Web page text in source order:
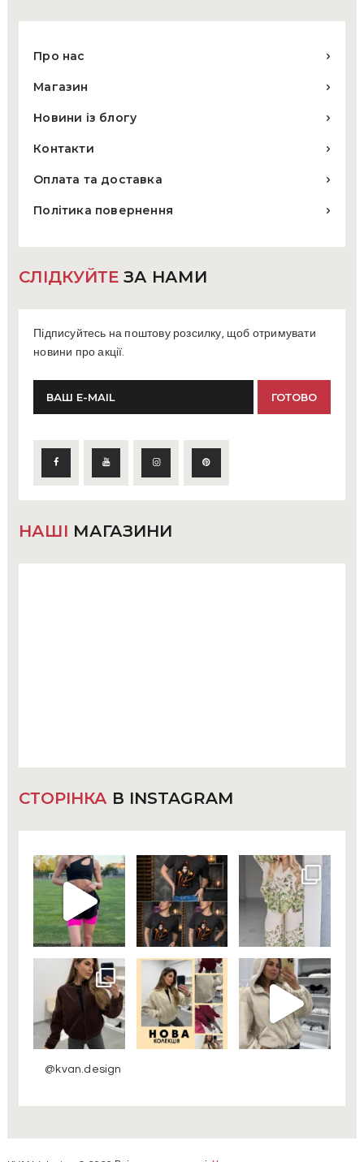
Про нас
Магазин
Новини із блогу
Контакти
Оплата та доставка
Політика повернення
СЛІДКУЙТЕ ЗА НАМИ
Підписуйтесь на поштову розсилку, щоб отримувати
новини про акції.
НАШІ МАГАЗИНИ
СТОРІНКА В INSTAGRAM
@kvan.design